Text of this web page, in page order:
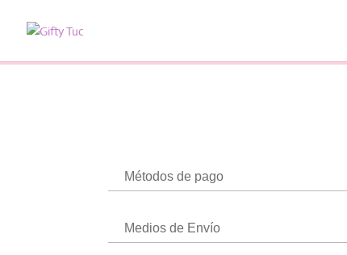
Métodos de pago
Medios de Envío